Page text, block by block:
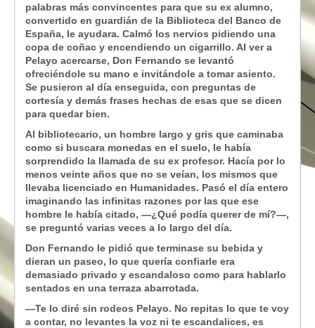
palabras más convincentes para que su ex alumno,
convertido en guardián de la Biblioteca del Banco de
España, le ayudara. Calmó los nervios pidiendo una
copa de coñac y encendiendo un cigarrillo. Al ver a
Pelayo acercarse, Don Fernando se levantó
ofreciéndole su mano e invitándole a tomar asiento.
Se pusieron al día enseguida, con preguntas de
cortesía y demás frases hechas de esas que se dicen
para quedar bien.
Al bibliotecario, un hombre largo y gris que caminaba
como si buscara monedas en el suelo, le había
sorprendido la llamada de su ex profesor. Hacía por lo
menos veinte años que no se veían, los mismos que
llevaba licenciado en Humanidades. Pasó el día entero
imaginando las infinitas razones por las que ese
hombre le había citado, —¿Qué podía querer de mí?—,
se preguntó varias veces a lo largo del día.
Don Fernando le pidió que terminase su bebida y
dieran un paseo, lo que quería confiarle era
demasiado privado y escandaloso como para hablarlo
sentados en una terraza abarrotada.
—Te lo diré sin rodeos Pelayo. No repitas lo que te voy
a contar, no levantes la voz ni te escandalices, es